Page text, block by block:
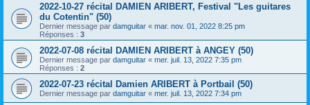
2022-10-27 récital DAMIEN ARIBERT, Festival "Les guitares
du Cotentin" (50)
Dernier message par damguitar « mar. nov. 01, 2022 8:25 pm
Réponses : 3
2022-07-08 récital DAMIEN ARIBERT à ANGEY (50)
Dernier message par damguitar « mer. juil. 13, 2022 7:35 pm
Réponses : 2
2022-07-23 récital Damien ARIBERT à Portbail (50)
Dernier message par damguitar « mer. juil. 13, 2022 7:34 pm